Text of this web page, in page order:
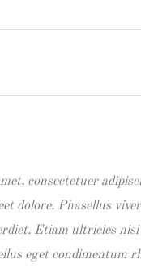
consectetuer
dolore. Phasellus
Etiam ultricies
eget condimentum